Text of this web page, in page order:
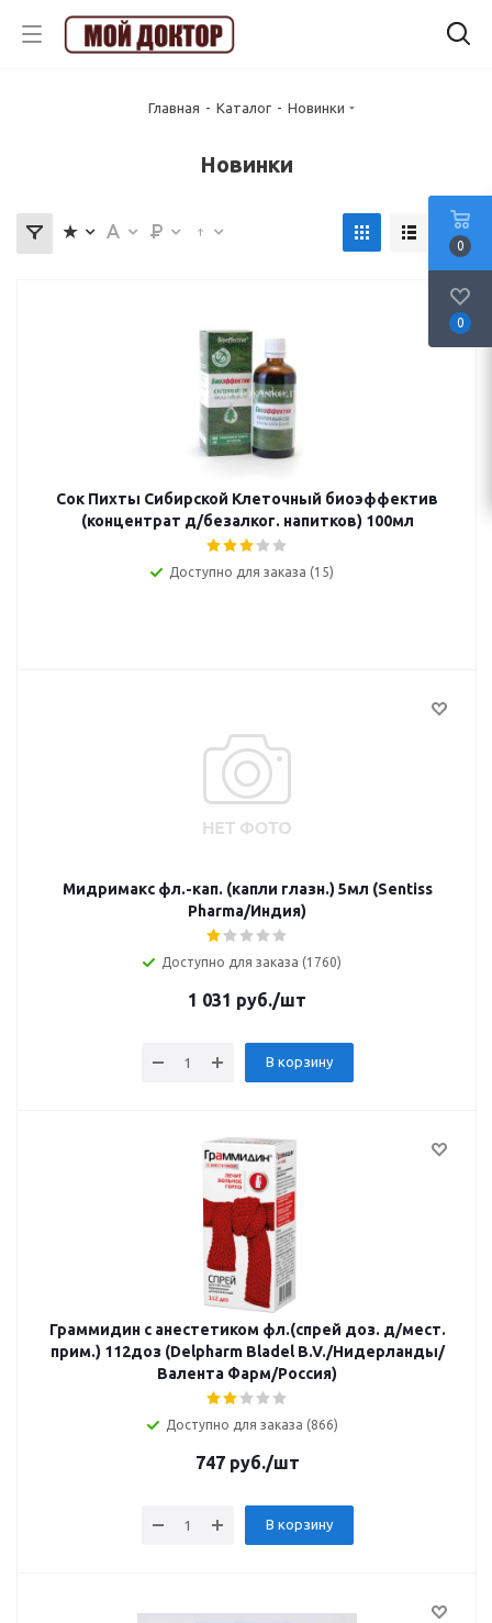
Главная - Каталог - Новинки
Новинки
Сок Пихты Сибирской Клеточный биоэффектив
(концентрат д/безалког. напитков) 100мл
Доступно для заказа (15)
Мидримакс фл.-кап. (капли глазн.) 5мл (Sentiss
Pharma/Индия)
Доступно для заказа (1760)
1 031 руб./шт
В корзину
Граммидин с анестетиком фл.(спрей доз. д/мест.
прим.) 112доз (Delpharm Bladel B.V./Нидерланды/
Валента Фарм/Россия)
Доступно для заказа (866)
747руб./шт
В корзину
0
0